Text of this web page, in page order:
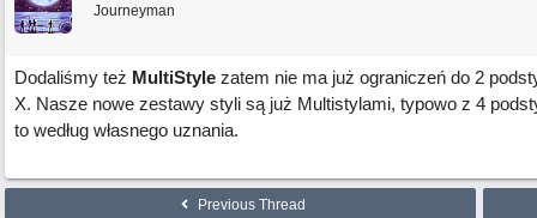
Journeyman
Dodaliśmy też MultiStyle zatem nie ma już ograniczeń do 2
X. Nasze nowe zestawy styli są już Multistylami, typowo z 4
to według własnego uznania.
Previous Thread